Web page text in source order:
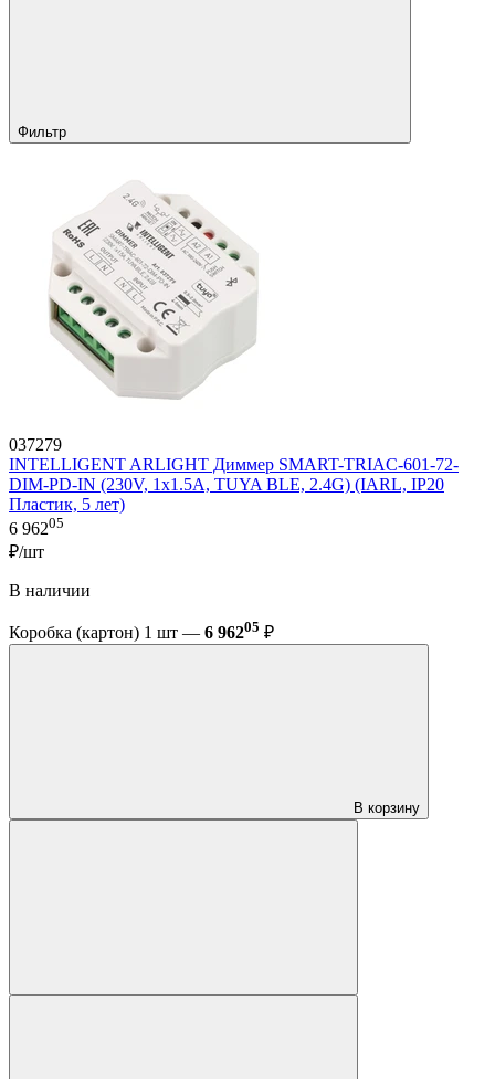
Фильтр
037279
INTELLIGENT ARLIGHT Диммер SMART-TRIAC-601-72-
DIM-PD-IN (230V, 1x1.5A, TUYA BLE, 2.4G) (IARL, IP20
Пластик, 5 лет)
6 96205
₽/шт
В наличии
Коробка (картон) 1 шт — 6 96205 ₽
В корзину